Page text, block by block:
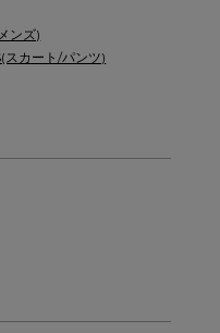
ンズ)
スカート/パンツ)